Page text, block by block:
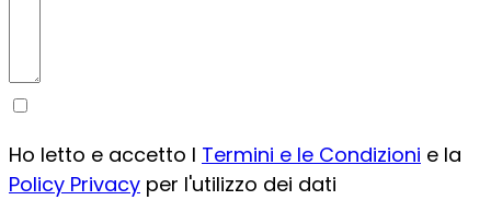
Ho letto e accetto I Termini e le Condizioni e la
Policy Privacy per l'utilizzo dei dati